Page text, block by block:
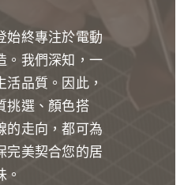
始終專注於電動
。我們深知，一
活品質。因此，
挑選、顏色搭
的走向，都可為
完美契合您的居
。